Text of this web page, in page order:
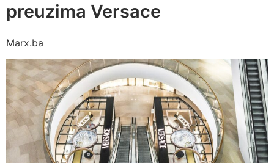
preuzima Versace
Marx.ba